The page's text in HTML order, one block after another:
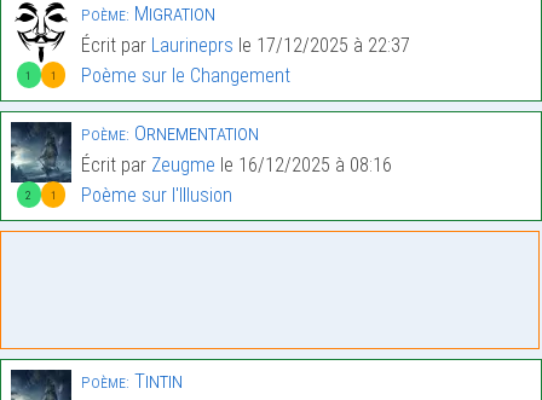
1 1
Poème: Migration
Écrit par Laurineprs le 17/12/2025 à 22:37
Poème sur le Changement
2 1
Poème: Ornementation
Écrit par Zeugme le 16/12/2025 à 08:16
Poème sur l'Illusion
Poème: Tintin